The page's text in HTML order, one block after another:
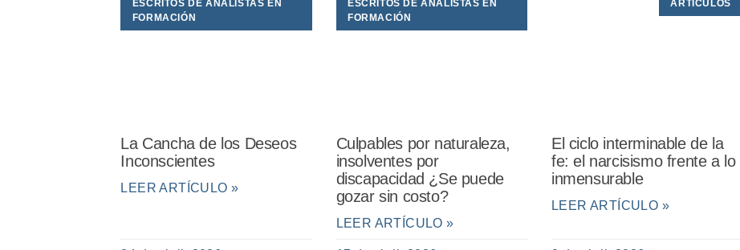
ESCRITOS DE ANALISTAS EN
FORMACIÓN
La Cancha de los Deseos
Inconscientes
LEER ARTÍCULO »
ESCRITOS DE ANALISTAS EN
FORMACIÓN
Culpables por naturaleza,
insolventes por
discapacidad ¿Se puede
gozar sin costo?
LEER ARTÍCULO »
ARTÍCULOS
El ciclo interminable de la
fe: el narcisismo frente a lo
inmensurable
LEER ARTÍCULO »